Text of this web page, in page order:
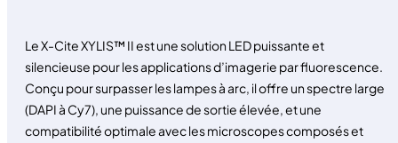
Le X-Cite XYLIS™ II est une solution LED puissante et
silencieuse pour les applications d’imagerie par fluorescence.
Conçu pour surpasser les lampes à arc, il offre un spectre large
(DAPI à Cy7), une puissance de sortie élevée, et une
compatibilité optimale avec les microscopes composés et